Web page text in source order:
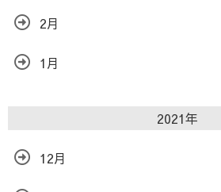
2月
1月
2021年
12月